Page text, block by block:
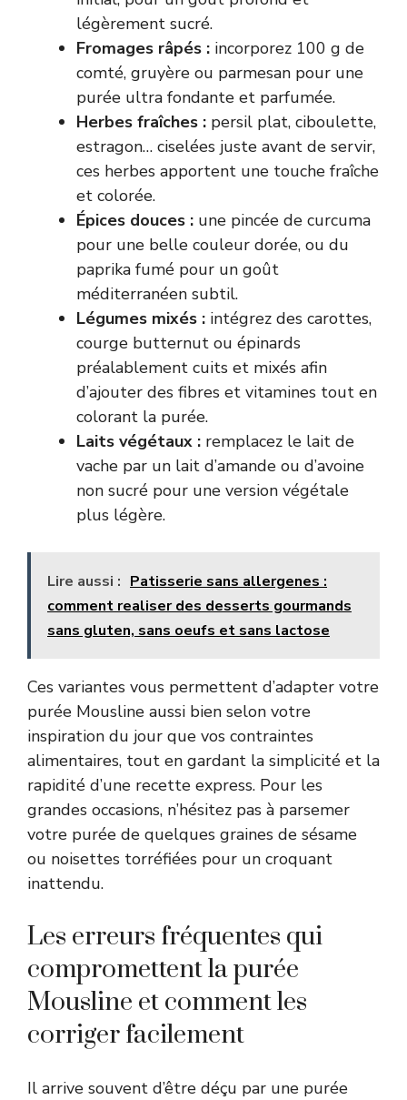
légèrement sucré.
Fromages râpés : incorporez 100 g de
comté, gruyère ou parmesan pour une
purée ultra fondante et parfumée.
Herbes fraîches : persil plat, ciboulette,
estragon… ciselées juste avant de servir,
ces herbes apportent une touche fraîche
et colorée.
Épices douces : une pincée de curcuma
pour une belle couleur dorée, ou du
paprika fumé pour un goût
méditerranéen subtil.
Légumes mixés : intégrez des carottes,
courge butternut ou épinards
préalablement cuits et mixés afin
d’ajouter des fibres et vitamines tout en
colorant la purée.
Laits végétaux : remplacez le lait de
vache par un lait d’amande ou d’avoine
non sucré pour une version végétale
plus légère.
Lire aussi : Patisserie sans allergenes :
comment realiser des desserts gourmands
sans gluten, sans oeufs et sans lactose
Ces variantes vous permettent d’adapter votre
purée Mousline aussi bien selon votre
inspiration du jour que vos contraintes
alimentaires, tout en gardant la simplicité et la
rapidité d’une recette express. Pour les
grandes occasions, n’hésitez pas à parsemer
votre purée de quelques graines de sésame
ou noisettes torréfiées pour un croquant
inattendu.
Les erreurs fréquentes qui
compromettent la purée
Mousline et comment les
corriger facilement
Il arrive souvent d’être déçu par une purée